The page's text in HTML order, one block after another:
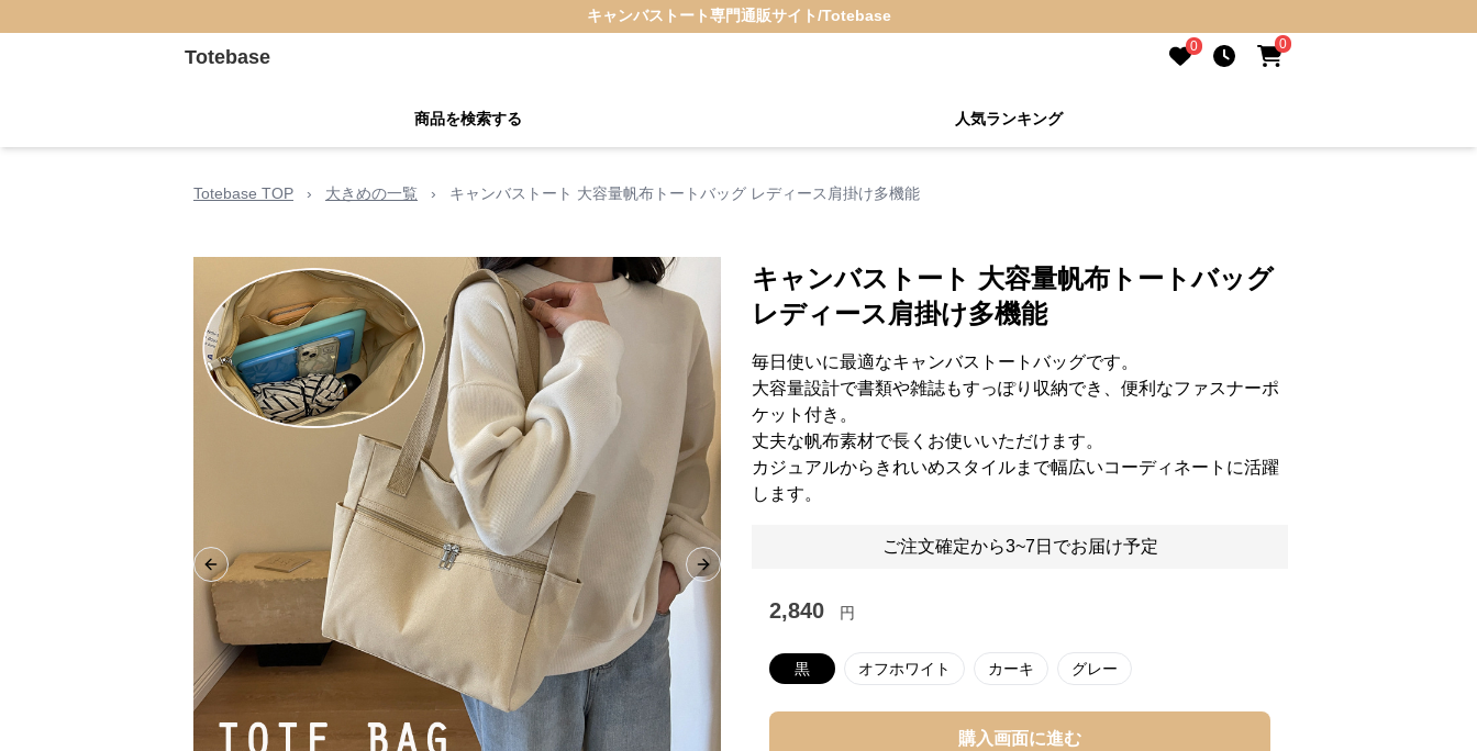
キャンバストート専門通販サイト/Totebase
Totebase 0 0
商品を検索する 人気ランキング
Totebase TOP › 大きめの一覧 › キャンバストート 大容量帆布トートバッグ レディース肩掛け多機能
Previous slide Next slide
キャンバストート 大容量帆布トートバッグ
レディース肩掛け多機能
毎日使いに最適なキャンバストートバッグです。
大容量設計で書類や雑誌もすっぽり収納でき、便利なファスナーポ
ケット付き。
丈夫な帆布素材で長くお使いいただけます。
カジュアルからきれいめスタイルまで幅広いコーディネートに活躍
します。
ご注文確定から3~7日でお届け予定
2,840 円
黒 オフホワイト カーキ グレー
購入画面に進む